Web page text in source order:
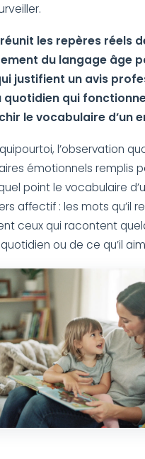
les repères réels
du langage âge
justifient un avis
quotidien qui
le vocabulaire d’un
l’observation
émotionnels remplis
point le vocabulaire
affectif : les mots qu’il
ceux qui racontent
ou de ce qu’il